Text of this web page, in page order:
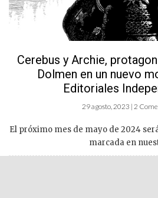
Cerebus y Archie,
Dolmen en un nuevo
Editoriales
29 agosto, 2023 | 2
El próximo mes de mayo de 2024
marcada en